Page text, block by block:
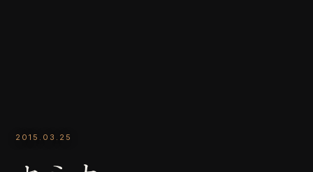
2015.03.25